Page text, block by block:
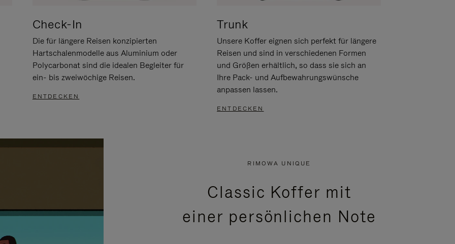
Check-In
Die für längere Reisen konzipierten
Hartschalenmodelle aus Aluminium oder
Polycarbonat sind die idealen Begleiter für
ein- bis zweiwöchige Reisen.
ENTDECKEN
Trunk
Unsere Koffer eignen sich perfekt für längere
Reisen und sind in verschiedenen Formen
und Größen erhältlich, so dass sie sich an
Ihre Pack- und Aufbewahrungswünsche
anpassen lassen.
ENTDECKEN
RIMOWA UNIQUE
Classic Koffer mit
einer persönlichen Note